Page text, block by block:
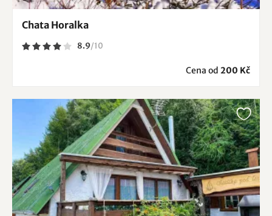
Chata Horalka
8.9/10
Cena od 200 Kč